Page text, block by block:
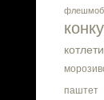
флешмоб
котлети
паштет